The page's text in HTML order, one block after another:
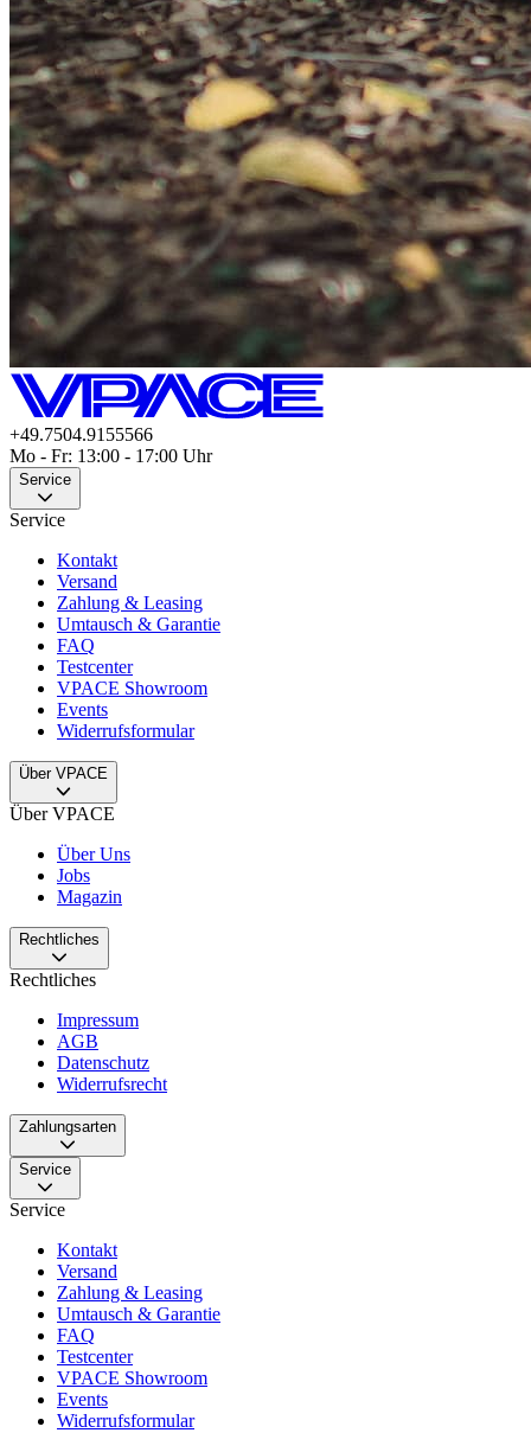
+49.7504.9155566
Mo - Fr: 13:00 - 17:00 Uhr
Service
Service
Kontakt
Versand
Zahlung & Leasing
Umtausch & Garantie
FAQ
Testcenter
VPACE Showroom
Events
Widerrufsformular
Über VPACE
Über VPACE
Über Uns
Jobs
Magazin
Rechtliches
Rechtliches
Impressum
AGB
Datenschutz
Widerrufsrecht
Zahlungsarten
Service
Service
Kontakt
Versand
Zahlung & Leasing
Umtausch & Garantie
FAQ
Testcenter
VPACE Showroom
Events
Widerrufsformular